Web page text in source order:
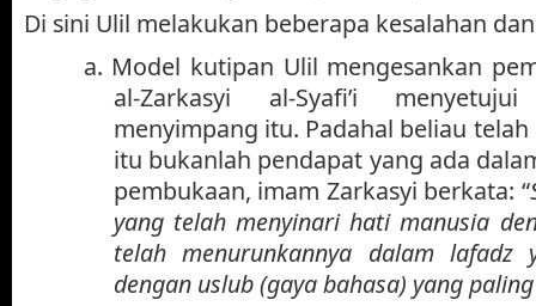
Di sini Ulil melakukan beberapa kesalahan
a. Model kutipan Ulil mengesankan
al-Zarkasyi al-Syafi’i
menyimpang itu. Padahal beliau
itu bukanlah pendapat yang ada
pembukaan, imam Zarkasyi berkata: “
yang telah menyinari hati manusia
telah menurunkannya dalam lafadz
dengan uslub (gaya bahasa) yang paling